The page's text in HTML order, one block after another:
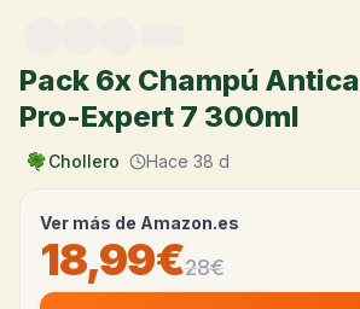
Pack 6x Champú
Pro-Expert 7 300ml
Chollero Hace 38 d
Ver más de Amazon.es
18,99€28€